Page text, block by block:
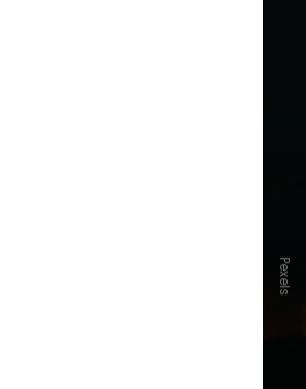
Pexels